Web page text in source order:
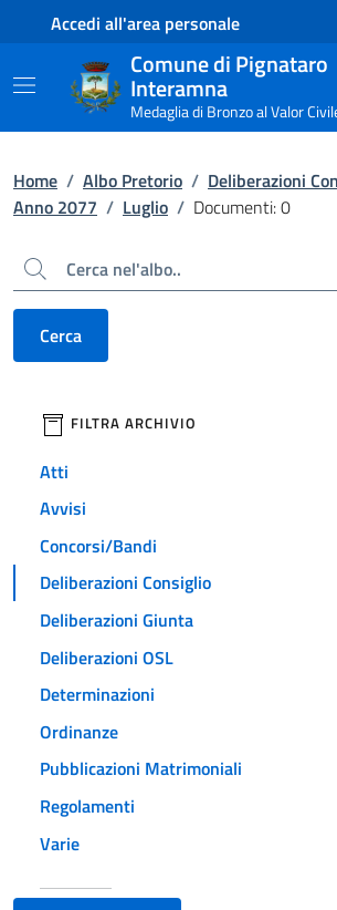
Contenuto principale
Piede di paginaAccedi all'area personale
Comune di Pignataro
Interamna
Medaglia di Bronzo al Valor
Home / Albo Pretorio / Deliberazioni
Anno 2077 / Luglio / Documenti: 0
Cerca
Cerca
filtri da applicare
FILTRA ARCHIVIO
Atti
Avvisi
Concorsi/Bandi
Deliberazioni Consiglio
Deliberazioni Giunta
Deliberazioni OSL
Determinazioni
Ordinanze
Pubblicazioni Matrimoniali
Regolamenti
Varie